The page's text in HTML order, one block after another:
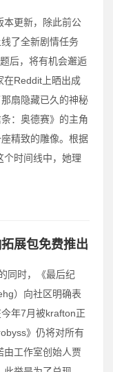
本更新，除此前公
了全新剧情任务
后，将有机会邂逅
在Reddit上晒出成
扇隐藏已久的神秘
：奥德赛》的主角
精致的雕像。根据
个时间线中，她理
展包免费推出
同时，《最后纪
）向社区明确表
年7月被krafton正
》仍将对所有
由工作室创始人贾